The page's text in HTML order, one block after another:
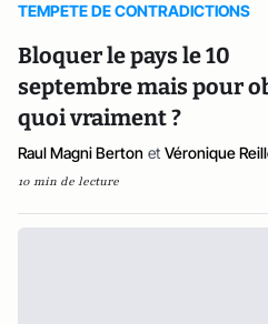
TEMPETE DE CONTRADICTIONS
Bloquer le pays le 10
septembre mais pour
quoi vraiment ?
Raul Magni Berton et Véronique
10 min de lecture